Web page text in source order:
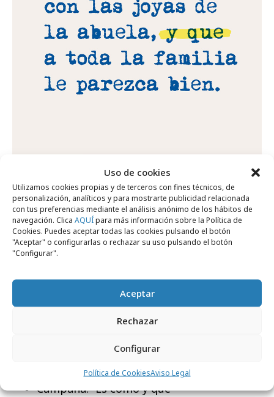
Uso de cookies
Utilizamos cookies propias y de terceros con fines técnicos, de
personalización, analíticos y para mostrarte publicidad relacionada
con tus preferencias mediante el análisis anónimo de los hábitos de
navegación. Clica AQUÍpara más información sobre la Política de
Cookies. Puedes aceptar todas las cookies pulsando el botón
"Aceptar" o configurarlas o rechazar su uso pulsando el botón
"Configurar".
Aceptar
Rechazar
Configurar
Política de CookiesAviso Legal
Anunciante: ADC
Agencia: PROBABLY
Campaña: “Es cómo y qué”